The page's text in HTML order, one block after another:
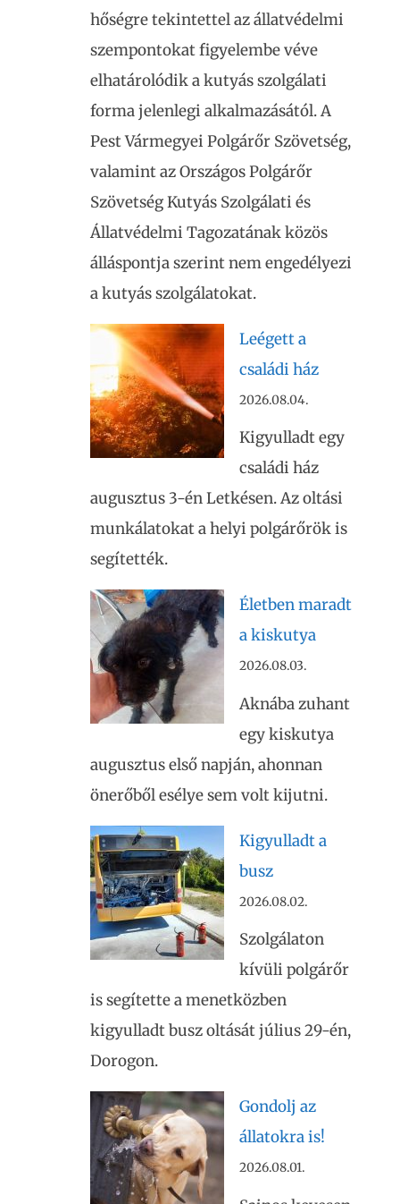
hőségre tekintettel az állatvédelmi
szempontokat figyelembe véve
elhatárolódik a kutyás szolgálati
forma jelenlegi alkalmazásától. A
Pest Vármegyei Polgárőr Szövetség,
valamint az Országos Polgárőr
Szövetség Kutyás Szolgálati és
Állatvédelmi Tagozatának közös
álláspontja szerint nem engedélyezi
a kutyás szolgálatokat.
Leégett a
családi ház
2026.08.04.
Kigyulladt egy
családi ház
augusztus 3-én Letkésen. Az oltási
munkálatokat a helyi polgárőrök is
segítették.
Életben maradt
a kiskutya
2026.08.03.
Aknába zuhant
egy kiskutya
augusztus első napján, ahonnan
önerőből esélye sem volt kijutni.
Kigyulladt a
busz
2026.08.02.
Szolgálaton
kívüli polgárőr
is segítette a menetközben
kigyulladt busz oltását július 29-én,
Dorogon.
Gondolj az
állatokra is!
2026.08.01.